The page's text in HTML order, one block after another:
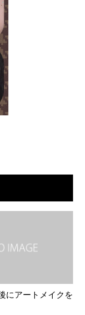
にアートメイクを